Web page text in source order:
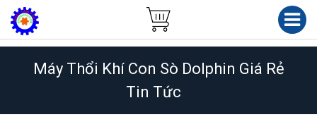
Máy Thổi Khí Con Sò Dolphin Giá Rẻ
Tin Tức